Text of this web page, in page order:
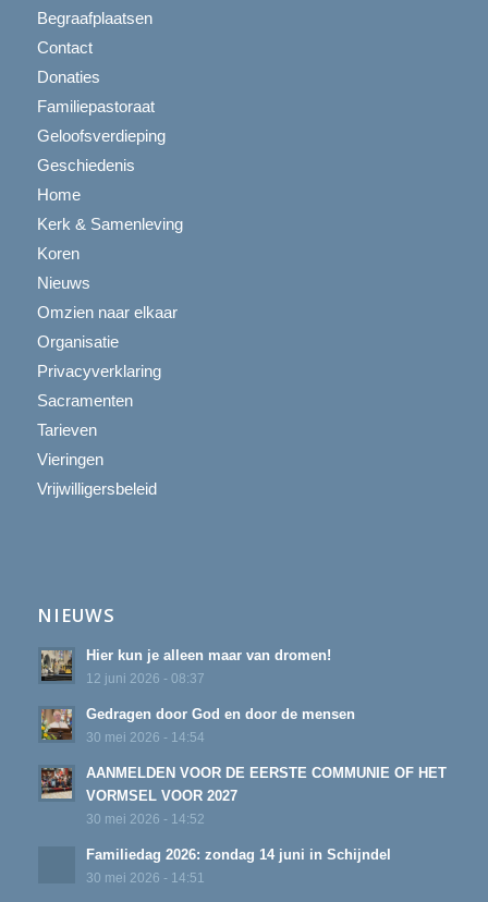
Begraafplaatsen
Contact
Donaties
Familiepastoraat
Geloofsverdieping
Geschiedenis
Home
Kerk & Samenleving
Koren
Nieuws
Omzien naar elkaar
Organisatie
Privacyverklaring
Sacramenten
Tarieven
Vieringen
Vrijwilligersbeleid
NIEUWS
Hier kun je alleen maar van dromen!
12 juni 2026 - 08:37
Gedragen door God en door de mensen
30 mei 2026 - 14:54
AANMELDEN VOOR DE EERSTE COMMUNIE OF HET
VORMSEL VOOR 2027
30 mei 2026 - 14:52
Familiedag 2026: zondag 14 juni in Schijndel
30 mei 2026 - 14:51